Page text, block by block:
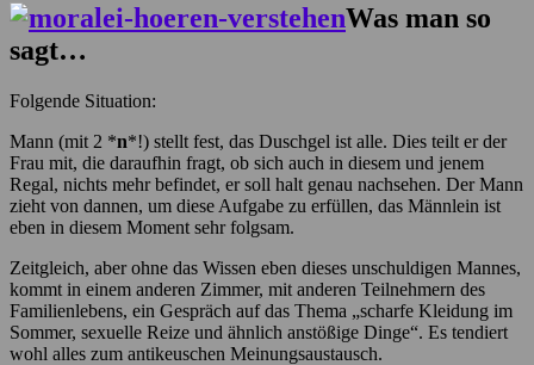
Was man so
sagt…
Folgende Situation:
Mann (mit 2 *n*!) stellt fest, das Duschgel ist alle. Dies teilt er der
Frau mit, die daraufhin fragt, ob sich auch in diesem und jenem
Regal, nichts mehr befindet, er soll halt genau nachsehen. Der Mann
zieht von dannen, um diese Aufgabe zu erfüllen, das Männlein ist
eben in diesem Moment sehr folgsam.
Zeitgleich, aber ohne das Wissen eben dieses unschuldigen Mannes,
kommt in einem anderen Zimmer, mit anderen Teilnehmern des
Familienlebens, ein Gespräch auf das Thema „scharfe Kleidung im
Sommer, sexuelle Reize und ähnlich anstößige Dinge“. Es tendiert
wohl alles zum antikeuschen Meinungsaustausch.